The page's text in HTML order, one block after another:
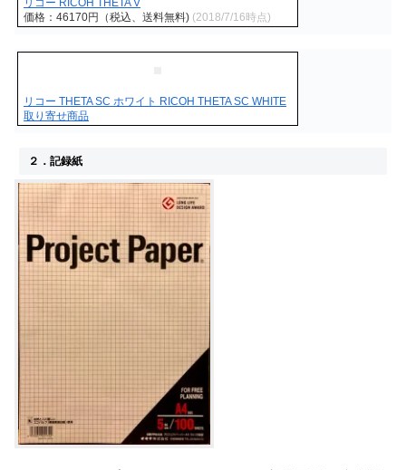
リコー RICOH THETA V
価格：46170円（税込、送料無料) (2018/7/16時点)
リコー THETA SC ホワイト RICOH THETA SC WHITE
取り寄せ商品
２．記録紙